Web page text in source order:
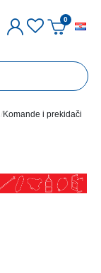
Komande i prekidači